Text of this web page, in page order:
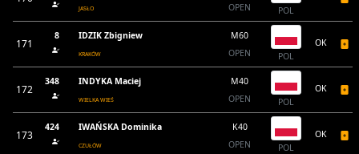
JASŁO
OPEN
POL
171
8 IDZIK Zbigniew
KRAKÓW
M60
OPEN
POL
OK
172
348 INDYKA Maciej
WIELKA WIEŚ
M40
OPEN
POL
OK
173
424 IWAŃSKA Dominika
CZUŁÓW
K40
OPEN
POL
OK